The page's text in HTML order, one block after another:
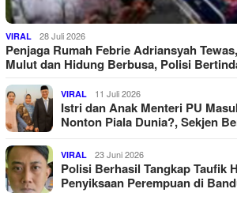
VIRAL 28 Juli 2026
Penjaga Rumah Febrie Adriansyah
Mulut dan Hidung Berbusa, Polisi
VIRAL 11 Juli 2026
Istri dan Anak Menteri PU
Nonton Piala Dunia?, Sekjen
VIRAL 23 Juni 2026
Polisi Berhasil Tangkap Taufik
Penyiksaan Perempuan di